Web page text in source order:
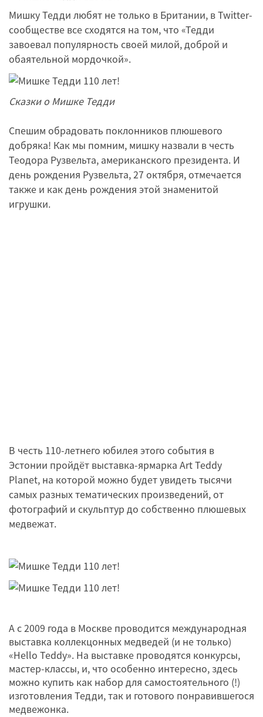
Мишку Тедди любят не только в Британии, в Twitter-
сообществе все сходятся на том, что «Тедди
завоевал популярность своей милой, доброй и
обаятельной мордочкой».
Сказки о Мишке Тедди
Спешим обрадовать поклонников плюшевого
добряка! Как мы помним, мишку назвали в честь
Теодора Рузвельта, американского президента. И
день рождения Рузвельта, 27 октября, отмечается
также и как день рождения этой знаменитой
игрушки.
В честь 110-летнего юбилея этого события в
Эстонии пройдёт выставка-ярмарка Art Teddy
Planet, на которой можно будет увидеть тысячи
самых разных тематических произведений, от
фотографий и скульптур до собственно плюшевых
медвежат.
А с 2009 года в Москве проводится международная
выставка коллекцонных медведей (и не только)
«Hello Teddy». На выставке проводятся конкурсы,
мастер-классы, и, что особенно интересно, здесь
можно купить как набор для самостоятельного (!)
изготовления Тедди, так и готового понравившегося
медвежонка.